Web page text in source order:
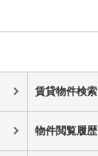
賃貸物件検索
物件閲覧履歴